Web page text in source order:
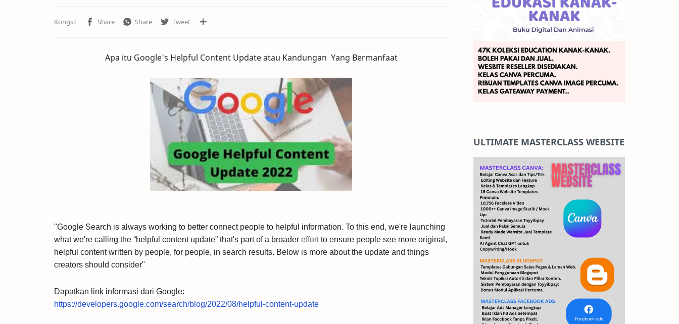
Apa itu Google's Helpful Content Update atau Kandungan Yang Bermanfaat
"Google Search is always working to better connect people to helpful information. To this end, we're launching
what we're calling the “helpful content update” that's part of a broader effort to ensure people see more original,
helpful content written by people, for people, in search results. Below is more about the update and things
creators should consider"
Dapatkan link informasi dari Google:
https://developers.google.com/search/blog/2022/08/helpful-content-update
ULTIMATE MASTERCLASS WEBSITE